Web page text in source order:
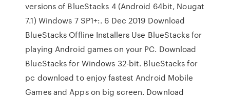
versions of BlueStacks 4 (Android 64bit, Nougat
7.1) Windows 7 SP1+:. 6 Dec 2019 Download
BlueStacks Offline Installers Use BlueStacks for
playing Android games on your PC. Download
BlueStacks for Windows 32-bit. BlueStacks for
pc download to enjoy fastest Android Mobile
Games and Apps on big screen. Download